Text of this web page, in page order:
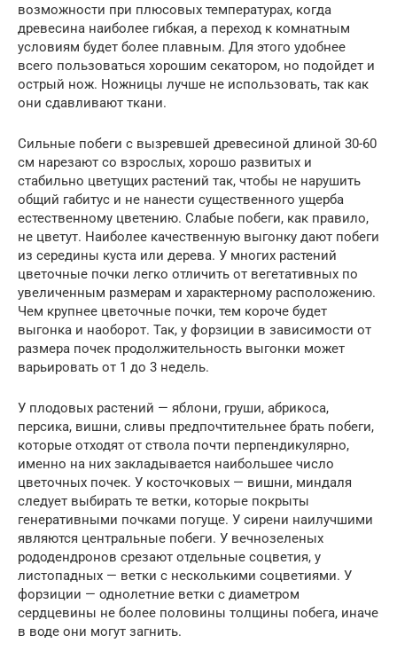
возможности при плюсовых температурах, когда
древесина наиболее гибкая, а переход к комнатным
условиям будет более плавным. Для этого удобнее
всего пользоваться хорошим секатором, но подойдет и
острый нож. Ножницы лучше не использовать, так как
они сдавливают ткани.
Сильные побеги с вызревшей древесиной длиной 30-60
см нарезают со взрослых, хорошо развитых и
стабильно цветущих растений так, чтобы не нарушить
общий габитус и не нанести существенного ущерба
естественному цветению. Слабые побеги, как правило,
не цветут. Наиболее качественную выгонку дают побеги
из середины куста или дерева. У многих растений
цветочные почки легко отличить от вегетативных по
увеличенным размерам и характерному расположению.
Чем крупнее цветочные почки, тем короче будет
выгонка и наоборот. Так, у форзиции в зависимости от
размера почек продолжительность выгонки может
варьировать от 1 до 3 недель.
У плодовых растений — яблони, груши, абрикоса,
персика, вишни, сливы предпочтительнее брать побеги,
которые отходят от ствола почти перпендикулярно,
именно на них закладывается наибольшее число
цветочных почек. У косточковых — вишни, миндаля
следует выбирать те ветки, которые покрыты
генеративными почками погуще. У сирени наилучшими
являются центральные побеги. У вечнозеленых
рододендронов срезают отдельные соцветия, у
листопадных — ветки с несколькими соцветиями. У
форзиции — однолетние ветки с диаметром
сердцевины не более половины толщины побега, иначе
в воде они могут загнить.